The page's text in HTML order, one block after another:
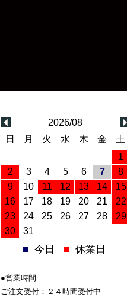
2026/08
日
月 火 水 木 金
土
1
2
3 4 5 6 7
8
9
10 11 12 13 14
15
16
17 18 19 20 21
22
23
24 25 26 27 28
29
30
31
■ 今日 ■ 休業日
●営業時間
ご注文受付：２４時間受付中